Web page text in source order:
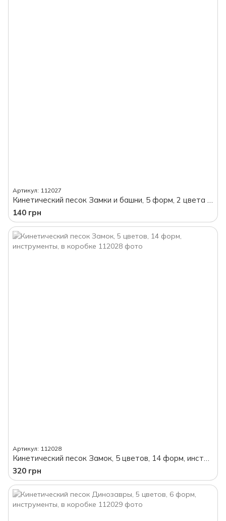
Артикул: 112027
Кинетический песок Замки и башни, 5 форм, 2 цвета песка, в коробке
140 грн
Артикул: 112028
Кинетический песок Замок, 5 цветов, 14 форм, инструменты, в коробке
320 грн